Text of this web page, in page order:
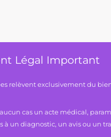
Légal Important
relèvent exclusivement du
cas un acte médical,
à un diagnostic, un avis ou un